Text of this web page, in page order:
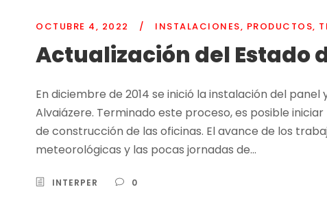
OCTUBRE 4, 2022 / INSTALACIONES, PRODUCTOS,
Actualización del Estado
En diciembre de 2014 se inició la instalación del
Alvaiázere. Terminado este proceso, es posible
de construcción de las oficinas. El avance de los
meteorológicas y las pocas jornadas de...
INTERPER 0